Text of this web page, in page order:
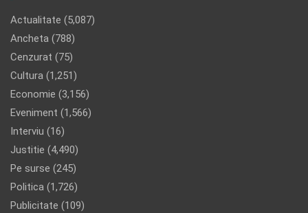
Actualitate (5,087)
Ancheta (788)
Cenzurat (75)
Cultura (1,251)
Economie (3,156)
Eveniment (1,566)
Interviu (16)
Justitie (4,490)
Pe surse (245)
Politica (1,726)
Publicitate (109)